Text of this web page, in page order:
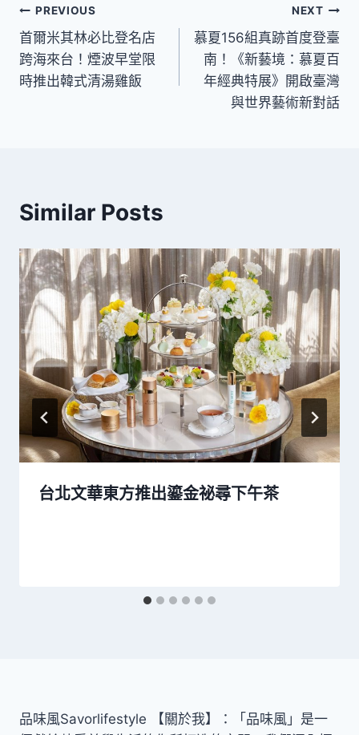
文
章
導
PREVIOUS
首爾米其林必比登名店
跨海來台！煙波早堂限
時推出韓式清湯雞飯
NEXT
慕夏156組真跡首度登臺
南！《新藝境：慕夏百
年經典特展》開啟臺灣
與世界藝術新對話
Similar Posts
台北文華東方推出鎏金祕尋下午茶
品味風Savorlifestyle 【關於我】：「品味風」是一